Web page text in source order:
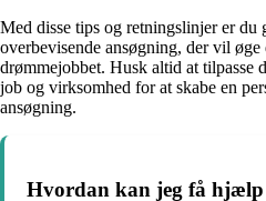
Med disse tips og retningslinjer er du
overbevisende ansøgning, der vil
drømmejobbet. Husk altid at tilpasse
job og virksomhed for at skabe en
ansøgning.
Hvordan kan jeg få